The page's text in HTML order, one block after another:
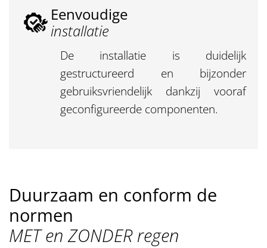
Eenvoudige
installatie
De installatie is duidelijk
gestructureerd en bijzonder
gebruiksvriendelijk dankzij vooraf
geconfigureerde componenten.
Duurzaam en conform de
normen
MET en ZONDER regen